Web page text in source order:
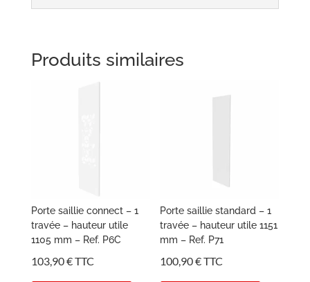
Produits similaires
Porte saillie connect – 1
travée – hauteur utile
1105 mm – Ref. P6C
103,90€TTC
Porte saillie standard – 1
travée – hauteur utile 1151
mm – Ref. P71
100,90€TTC